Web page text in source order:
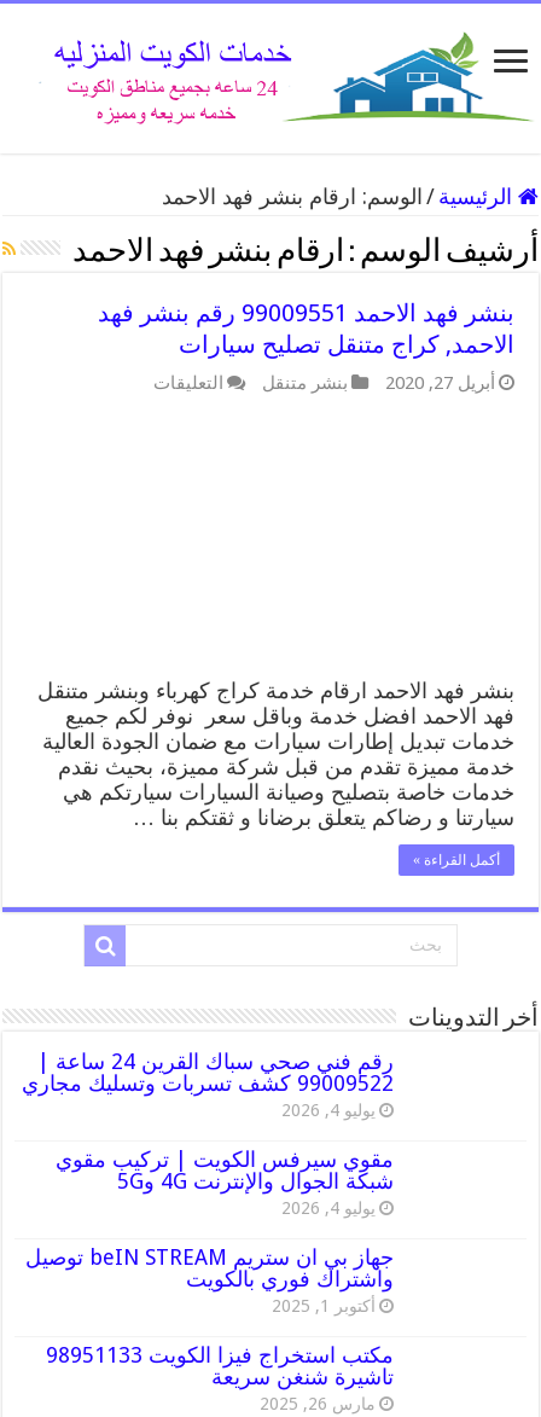
الرئيسية / الوسم: ارقام بنشر فهد الاحمد
أرشيف الوسم : ارقام بنشر فهد الاحمد
بنشر فهد الاحمد 99009551 رقم بنشر فهد
الاحمد, كراج متنقل تصليح سيارات
أبريل 27, 2020 بنشر متنقل التعليقات
بنشر فهد الاحمد ارقام خدمة كراج كهرباء وبنشر متنقل
فهد الاحمد افضل خدمة وباقل سعر نوفر لكم جميع
خدمات تبديل إطارات سيارات مع ضمان الجودة العالية
خدمة مميزة تقدم من قبل شركة مميزة، بحيث نقدم
خدمات خاصة بتصليح وصيانة السيارات سيارتكم هي
سيارتنا و رضاكم يتعلق برضانا و ثقتكم بنا …
أكمل القراءة »
أخر التدوينات
رقم فني صحي سباك القرين 24 ساعة |
99009522 كشف تسربات وتسليك مجاري
يوليو 4, 2026
مقوي سيرفس الكويت | تركيب مقوي
شبكة الجوال والإنترنت 4G و5G
يوليو 4, 2026
جهاز بي ان ستريم beIN STREAM توصيل
واشتراك فوري بالكويت
أكتوبر 1, 2025
مكتب استخراج فيزا الكويت 98951133
تاشيرة شنغن سريعة
مارس 26, 2025